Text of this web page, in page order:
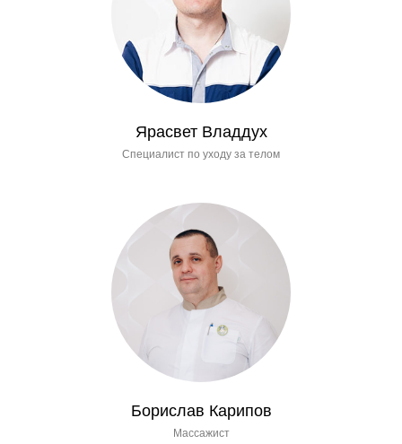
Ярасвет Владдух
Специалист по уходу за телом
Борислав Карипов
Массажист